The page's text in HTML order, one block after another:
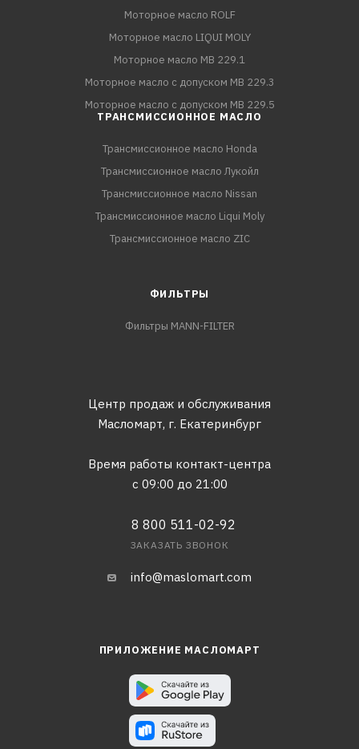
Моторное масло ROLF
Моторное масло LIQUI MOLY
Моторное масло MB 229.1
Моторное масло с допуском MB 229.3
Моторное масло с допуском MB 229.5
ТРАНСМИССИОННОЕ МАСЛО
Трансмиссионное масло Honda
Трансмиссионное масло Лукойл
Трансмиссионное масло Nissan
Трансмиссионное масло Liqui Moly
Трансмиссионное масло ZIC
ФИЛЬТРЫ
Фильтры MANN-FILTER
Центр продаж и обслуживания
Масломарт, г. Екатеринбург
Время работы контакт-центра
с 09:00 до 21:00
8 800 511-02-92
ЗАКАЗАТЬ ЗВОНОК
info@maslomart.com
ПРИЛОЖЕНИЕ МАСЛОМАРТ